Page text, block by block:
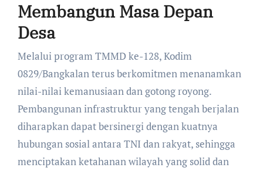
Membangun Masa Depan
Desa
​Melalui program TMMD ke-128, Kodim
0829/Bangkalan terus berkomitmen menanamkan
nilai-nilai kemanusiaan dan gotong royong.
Pembangunan infrastruktur yang tengah berjalan
diharapkan dapat bersinergi dengan kuatnya
hubungan sosial antara TNI dan rakyat, sehingga
menciptakan ketahanan wilayah yang solid dan